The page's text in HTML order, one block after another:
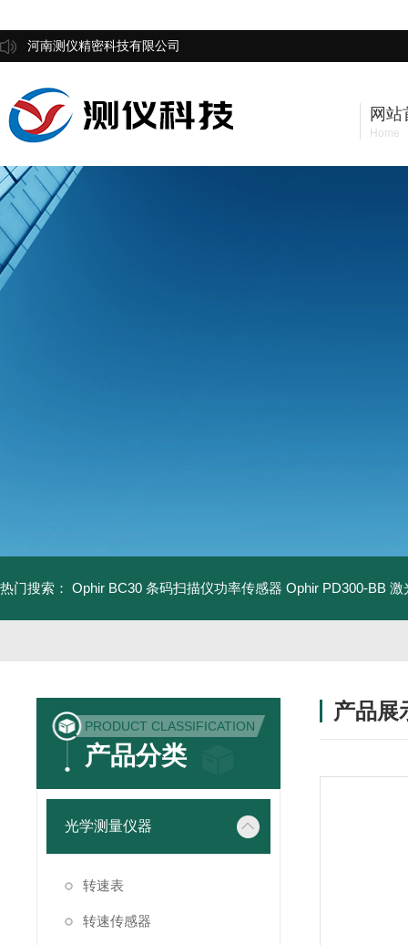
河南测仪精密科技有限公司
网站
Home
热门搜索： Ophir BC30 条码扫描仪功率传感器 Ophir PD300-BB
PRODUCT CLASSIFICATION
产品分类
光学测量仪器
转速表
转速传感器
产品展